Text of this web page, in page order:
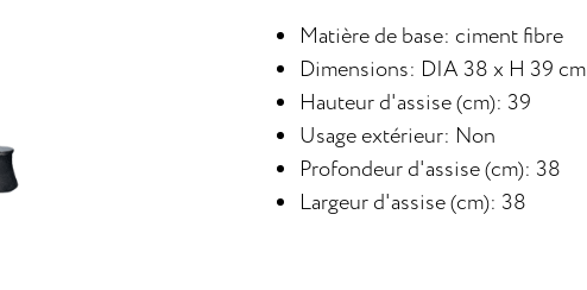
Matière de base: ciment fibre
Dimensions: DIA 38 x H 39 cm
Hauteur d'assise (cm): 39
Usage extérieur: Non
Profondeur d'assise (cm): 38
Largeur d'assise (cm): 38